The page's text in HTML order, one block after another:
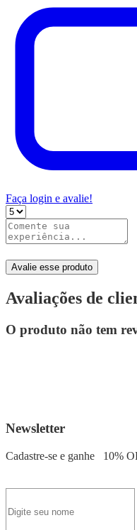
Faça login e avalie!
Avalie esse produto
Avaliações de
O produto não tem
Newsletter
Cadastre-se e ganhe 10%